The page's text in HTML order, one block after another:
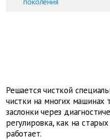
Решается чисткой
чистки на многих машинах
заслонки через
регулировка, как на
работает.